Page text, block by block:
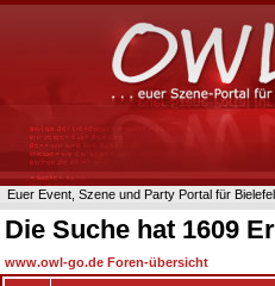
Euer Event, Szene und Party Portal für
Die Suche hat 1609
www.owl-go.de Foren-übersicht